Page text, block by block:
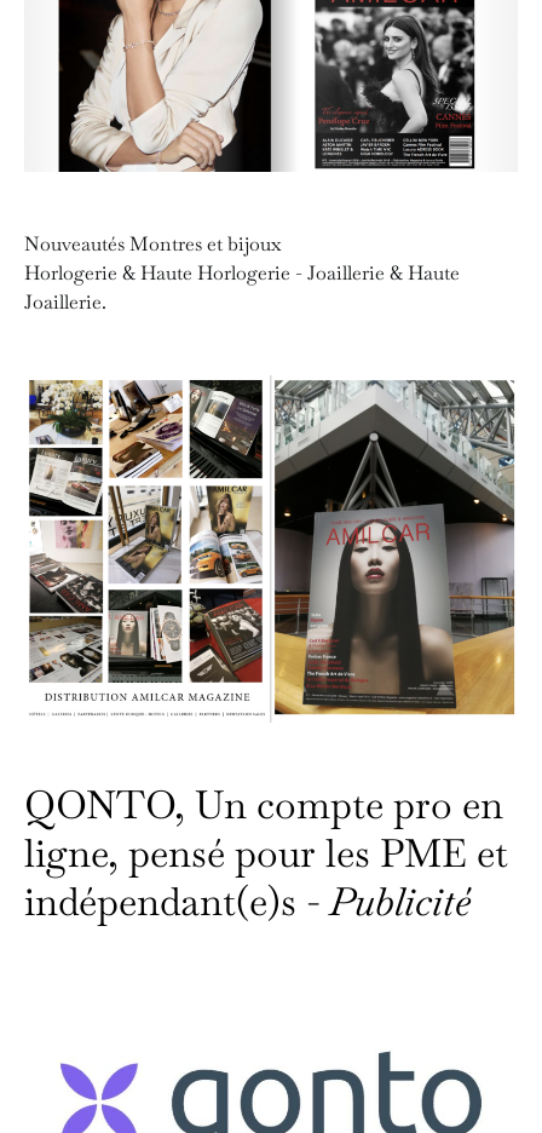
Nouveautés Montres et bijoux
Horlogerie & Haute Horlogerie - Joaillerie & Haute
Joaillerie.
QONTO, Un compte pro en
ligne, pensé pour les PME et
indépendant(e)s -Publicité